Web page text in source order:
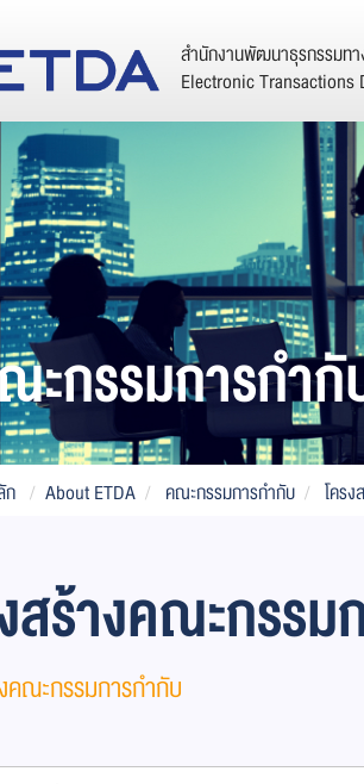
สำนักงานพัฒนาธุรกรรมทา
Electronic Transactions
ะกรรมการกำ
ก About ETDA คณะกรรมการกำกับ โคร
สร้างคณะกรร
คณะกรรมการกำกับ